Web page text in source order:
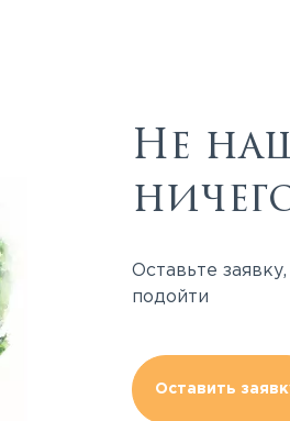
Не
Оставьте
подойти
Оставить